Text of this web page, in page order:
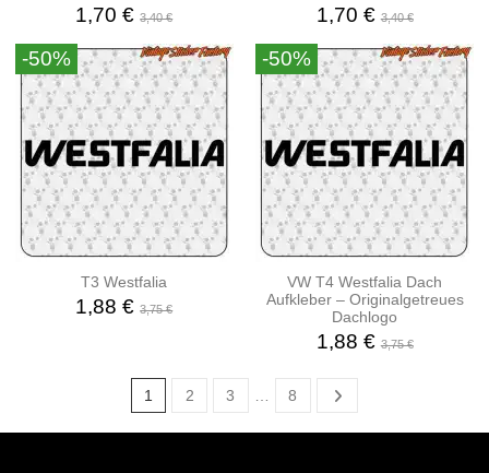
1,70 €3,40 € 1,70 €3,40 €
-50%
T3 Westfalia
1,88 €3,75 €
-50%
VW T4 Westfalia Dach
Aufkleber – Originalgetreues
Dachlogo
1,88 €3,75 €
1 2 3 8